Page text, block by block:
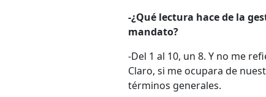
-¿Qué lectura hace de la
mandato?
-Del 1 al 10, un 8. Y no me
Claro, si me ocupara de
términos generales.